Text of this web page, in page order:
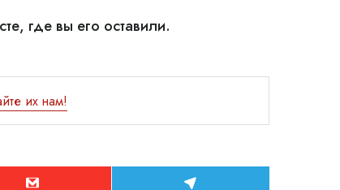
где вы его оставили.
их нам!